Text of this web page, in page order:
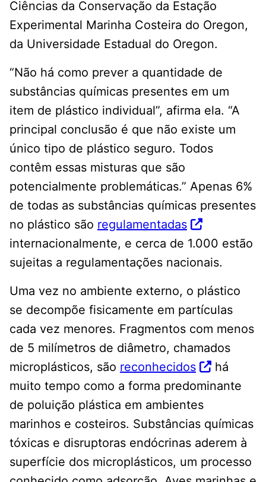
Ciências da Conservação da Estação
Experimental Marinha Costeira do Oregon,
da Universidade Estadual do Oregon.
“Não há como prever a quantidade de
substâncias químicas presentes em um
item de plástico individual”, afirma ela. “A
principal conclusão é que não existe um
único tipo de plástico seguro. Todos
contêm essas misturas que são
potencialmente problemáticas.” Apenas 6%
de todas as substâncias químicas presentes
no plástico são regulamentadas
internacionalmente, e cerca de 1.000 estão
sujeitas a regulamentações nacionais.
Uma vez no ambiente externo, o plástico
se decompõe fisicamente em partículas
cada vez menores. Fragmentos com menos
de 5 milímetros de diâmetro, chamados
microplásticos, são reconhecidos
há
muito tempo como a forma predominante
de poluição plástica em ambientes
marinhos e costeiros. Substâncias químicas
tóxicas e disruptoras endócrinas aderem à
superfície dos microplásticos, um processo